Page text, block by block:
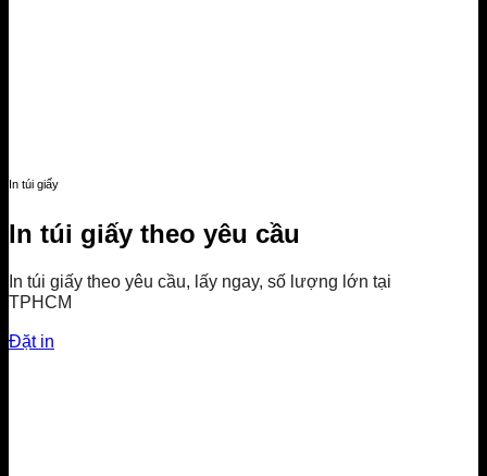
In túi giấy
In túi giấy theo yêu cầu
In túi giấy theo yêu cầu, lấy ngay, số lượng lớn tại
TPHCM
Đặt in